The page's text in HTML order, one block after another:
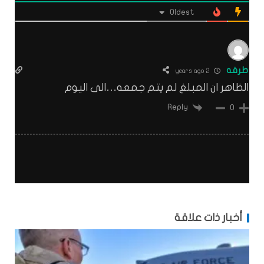
Oldest
طرفه
الظاهر ان المبلغ لم يتم جمعه…الى اليوم
0
Reply
أخبار ذات علاقة